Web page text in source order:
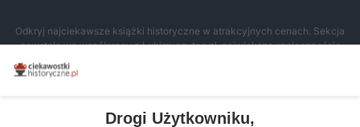
Odkryj najciekawsze książki historyczne w atrakcyjnych cenach. Sekcja
powstała we współpracy z Lubimyczytac.pl, największą społecznością
miłośników literatury w Polsce – dzięki temu możesz wybierać spośród
tytułów najwyżej ocenianych przez czytelników.
Drogi Użytkowniku,